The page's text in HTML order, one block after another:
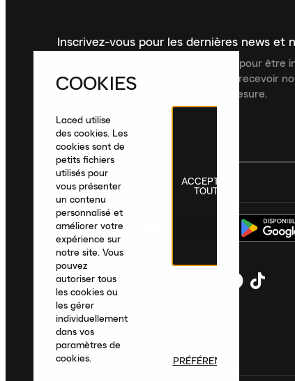
Inscrivez-vous pour les dernières news et
Inscrivez-vous à la newsletter Laced pour être
dernières nouveautés, collections et recevoir
recommandations de produits sur mesure.
France|Français
COOKIES
Laced utilise
des cookies. Les
cookies sont de
petits fichiers
utilisés pour
vous présenter
un contenu
personnalisé et
améliorer votre
expérience sur
notre site. Vous
pouvez
autoriser tous
les cookies ou
les gérer
individuellement
dans vos
paramètres de
cookies.
ACCEPTER
TOUT
PRÉFÉRENCES